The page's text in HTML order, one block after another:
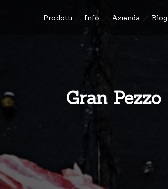
Prodotti Info Azienda Blog
Gran Pezzo